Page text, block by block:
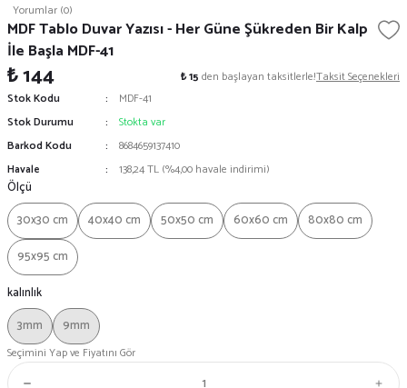
Yorumlar (0)
MDF Tablo Duvar Yazısı - Her Güne Şükreden Bir Kalp
İle Başla MDF-41
₺ 144 ₺ 15 den başlayan taksitlerle!Taksit Seçenekleri
Stok Kodu
MDF-41
Stok Durumu
Stokta var
Barkod Kodu
8684659137410
Havale
138,24 TL (%4,00 havale indirimi)
Ölçü
30x30 cm
40x40 cm 50x50 cm 60x60 cm
80x80 cm
95x95 cm
kalınlık
3mm
9mm
Seçimini Yap ve Fiyatını Gör